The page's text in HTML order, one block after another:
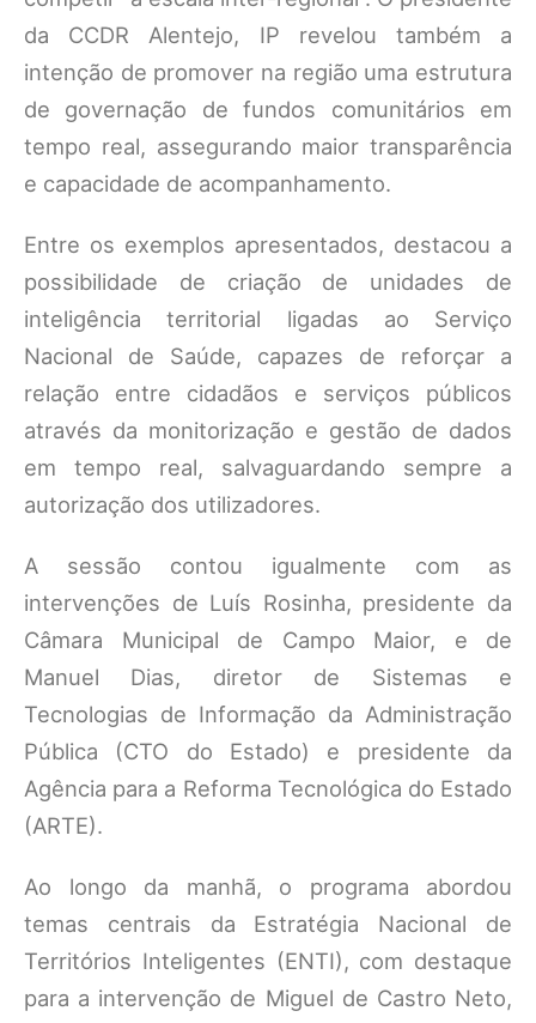
da CCDR Alentejo, IP revelou também a
intenção de promover na região uma estrutura
de governação de fundos comunitários em
tempo real, assegurando maior transparência
e capacidade de acompanhamento.
Entre os exemplos apresentados, destacou a
possibilidade de criação de unidades de
inteligência territorial ligadas ao Serviço
Nacional de Saúde, capazes de reforçar a
relação entre cidadãos e serviços públicos
através da monitorização e gestão de dados
em tempo real, salvaguardando sempre a
autorização dos utilizadores.
A sessão contou igualmente com as
intervenções de Luís Rosinha, presidente da
Câmara Municipal de Campo Maior, e de
Manuel Dias, diretor de Sistemas e
Tecnologias de Informação da Administração
Pública (CTO do Estado) e presidente da
Agência para a Reforma Tecnológica do Estado
(ARTE).
Ao longo da manhã, o programa abordou
temas centrais da Estratégia Nacional de
Territórios Inteligentes (ENTI), com destaque
para a intervenção de Miguel de Castro Neto,